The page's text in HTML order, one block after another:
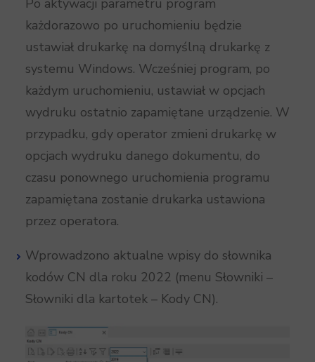
Po aktywacji parametru program
każdorazowo po uruchomieniu będzie
ustawiał drukarkę na domyślną drukarkę z
systemu Windows. Wcześniej program, po
każdym uruchomieniu, ustawiał w opcjach
wydruku ostatnio zapamiętane urządzenie. W
przypadku, gdy operator zmieni drukarkę w
opcjach wydruku danego dokumentu, do
czasu ponownego uruchomienia programu
zapamiętana zostanie drukarka ustawiona
przez operatora.
Wprowadzono aktualne wpisy do słownika
kodów CN dla roku 2022 (menu Słowniki –
Słowniki dla kartotek – Kody CN).